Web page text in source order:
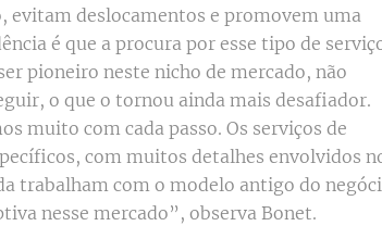
deslocamentos e promovem uma
é que a procura por esse tipo de
pioneiro neste nicho de mercado, não
o que o tornou ainda mais desafiador.
muito com cada passo. Os serviços de
com muitos detalhes envolvidos
trabalham com o modelo antigo do
nesse mercado”, observa Bonet.